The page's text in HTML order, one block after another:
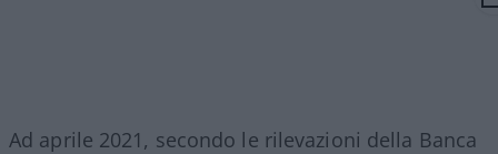
Ad aprile 2021, secondo le rilevazioni della Banca